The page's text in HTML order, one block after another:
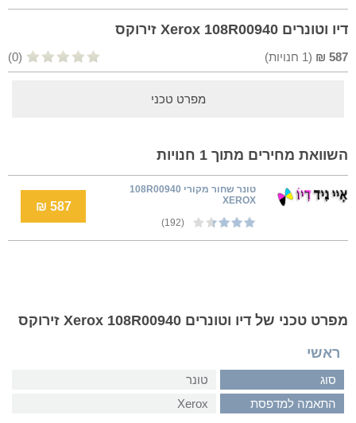
דיו וטונרים Xerox 108R00940 זירוקס
587
₪
(
1 חנויות) (0)
מפרט טכני
השוואת מחירים מתוך 1 חנויות
טונר שחור מקורי 108R00940
XEROX
(192)
587 ₪
מפרט טכני של דיו וטונרים Xerox 108R00940 זירוקס
ראשי
סוג
טונר
התאמה למדפסת
Xerox